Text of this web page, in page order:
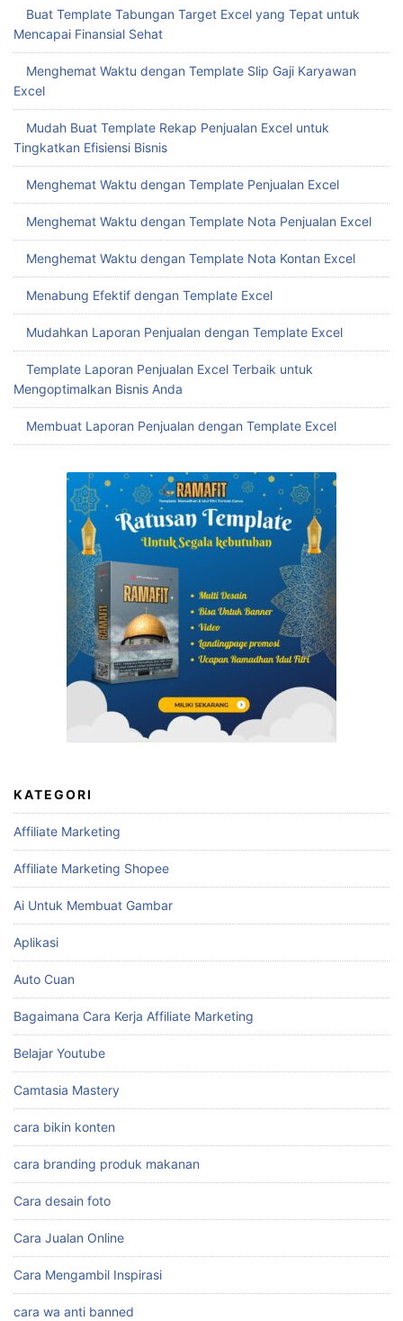
Buat Template Tabungan Target Excel yang Tepat untuk
Mencapai Finansial Sehat
Menghemat Waktu dengan Template Slip Gaji Karyawan
Excel
Mudah Buat Template Rekap Penjualan Excel untuk
Tingkatkan Efisiensi Bisnis
Menghemat Waktu dengan Template Penjualan Excel
Menghemat Waktu dengan Template Nota Penjualan Excel
Menghemat Waktu dengan Template Nota Kontan Excel
Menabung Efektif dengan Template Excel
Mudahkan Laporan Penjualan dengan Template Excel
Template Laporan Penjualan Excel Terbaik untuk
Mengoptimalkan Bisnis Anda
Membuat Laporan Penjualan dengan Template Excel
KATEGORI
Affiliate Marketing
Affiliate Marketing Shopee
Ai Untuk Membuat Gambar
Aplikasi
Auto Cuan
Bagaimana Cara Kerja Affiliate Marketing
Belajar Youtube
Camtasia Mastery
cara bikin konten
cara branding produk makanan
Cara desain foto
Cara Jualan Online
Cara Mengambil Inspirasi
cara wa anti banned